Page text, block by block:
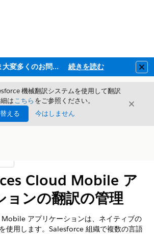
ただいま大変多くのお問い合わせをいただいており、ご連絡までにお時間を頂戴しております 続きを読む
機械翻訳システムを使用して翻訳
はこちら をご参照ください。
える
今はしません
閉じる
Cloud Mobile ア
ョンの翻訳の管理
アプリケーションは、ネイティブの
使用します。Salesforce 組織で複数の言語